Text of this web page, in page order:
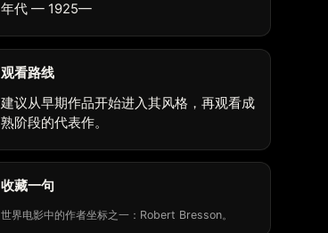
年代 — 1925—
观看路线
建议从早期作品开始进入其风格，再观看成
熟阶段的代表作。
收藏一句
世界电影中的作者坐标之一：Robert Bresson。